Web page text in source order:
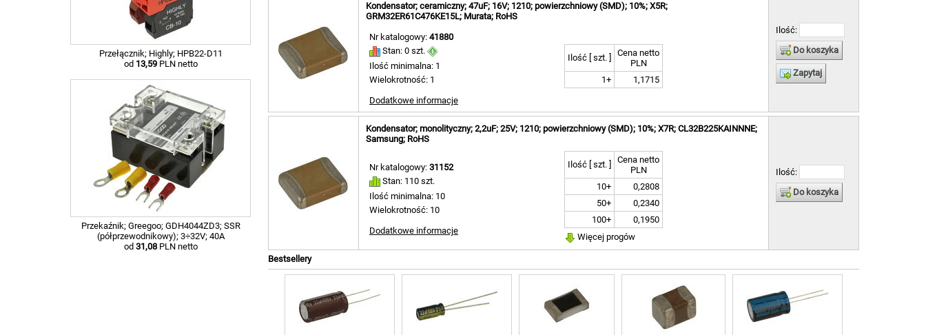
Przełącznik; Highly; HPB22-D11
od 13,59PLN netto
Przekaźnik; Greegoo; GDH4044ZD3; SSR
(półprzewodnikowy); 3÷32V; 40A
od 31,08PLN netto
Kondensator; ceramiczny; 47uF; 16V; 1210; powierzchniowy (SMD); 10%; X5R;
GRM32ER61C476KE15L; Murata; RoHS
Nr katalogowy: 41880
Stan: 0 szt.
Ilość minimalna: 1
Wielokrotność: 1
Dodatkowe informacje
Ilość [ szt. ]
Cena netto
PLN
1+
1,1715
Ilość:
Do koszyka
Zapytaj
Kondensator; monolityczny; 2,2uF; 25V; 1210; powierzchniowy (SMD); 10%; X7R; CL32B225KAINNNE;
Samsung; RoHS
Nr katalogowy: 31152
Stan: 110 szt.
Ilość minimalna: 10
Wielokrotność: 10
Dodatkowe informacje
Ilość [ szt. ]
Cena netto
PLN
10+
0,2808
50+
0,2340
100+
0,1950
Więcej progów
Ilość:
Do koszyka
Bestsellery